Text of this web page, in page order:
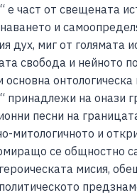
е част от свещената
и
дух, миг от голямата
свобода и нейното
основна онтологическа
принадлежи на онази
песни на
митологичното и
се общностно
мисия,